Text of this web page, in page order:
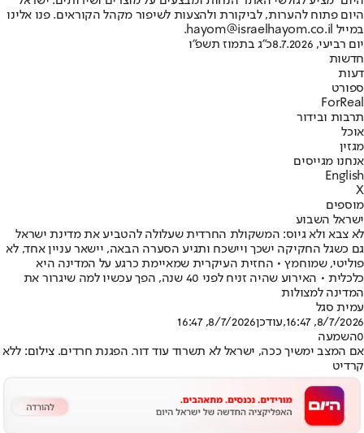
היום פתוח להערות, לביקורת ולהצעות לשיפור מקהל הקוראים. פנו אלינו
במייל hayom@israelhayom.co.il.
יום רביעי, 8.7.2026
כ"ג בתמוז תשפ"ו
חדשות
דעות
ספורט
ForReal
תרבות ובידור
אוכל
מגזין
אנחנו מגייסים
English
X
מוספים
ישראל השבוע
לא צבא ולא גיוס: המשקולת החרדית שעלולה להטביע את מדינת ישראל
גם כשגל החקיקה ישכך ויישכח ותגיע הסערה הבאה, יישאר עניין אחד, לא
פוליטי, שמוחמץ • החזית העיקרית שמאיימת כרגע על המדינה היא
כלכלית • האירוע שהיה זניח לפני 40 שנה, הפך עכשיו למה שיגרור את
המדינה למצולות
עמית סגל
8/7/2026, 16:47
,עודכן8/7/2026, 16:47
0השמעה
אם המצב ימשיך ככה, ישראל לא תשרוד עוד דור. הפגנת חרדים. צילום: ללא
קרדיט